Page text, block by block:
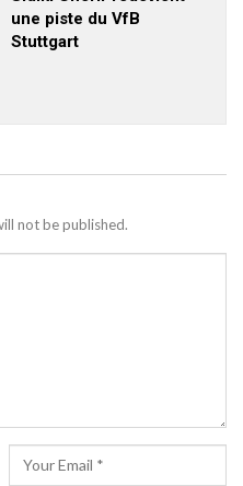
une piste du VfB
Stuttgart
not be published.